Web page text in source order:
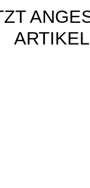
ARTIKEL